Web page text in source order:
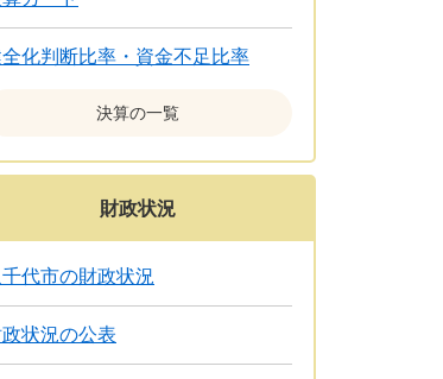
化判断比率・資金不足比率
決算の一覧
財政状況
千代市の財政状況
状況の公表